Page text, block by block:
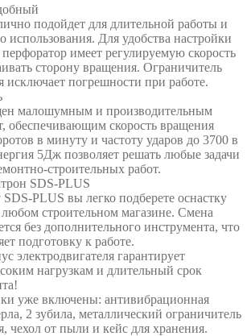
подойдет для длительной работы и
использования. Для удобства настройки
имеет регулируемую скорость
сторону вращения. Ограничитель
исключает погрешности при работе.
малошумным и производительным
обеспечивающим скорость вращения
в минуту и частоту ударов до 3700 в
5Дж позволяет решать любые задачи
строительных работ.
SDS-PLUS
SDS-PLUS вы легко подберете оснастку
любом строительном магазине. Смена
без дополнительного инструмента, что
подготовку к работе.
электродвигателя гарантирует
нагрузкам и длительный срок
уже включены: антивибрационная
2 зубила, металлический ограничитель
чехол от пыли и кейс для хранения.